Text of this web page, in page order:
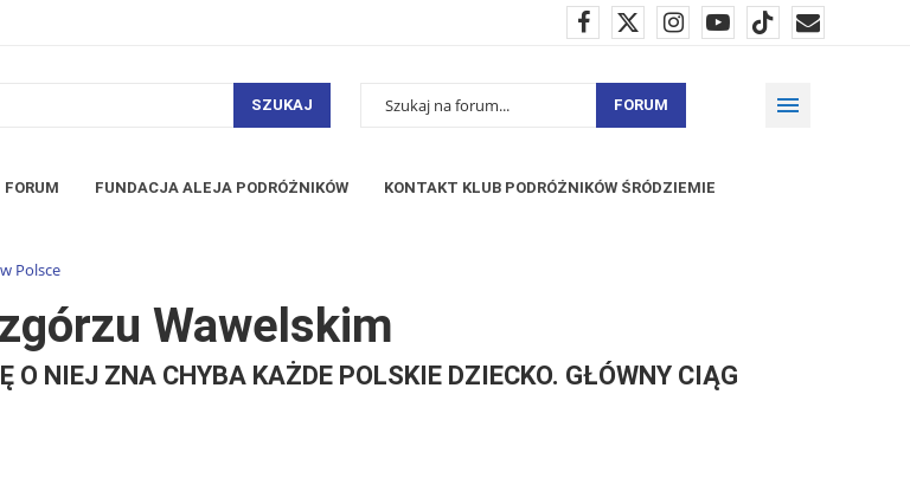
SZUKAJ FORUM
FORUM FUNDACJA ALEJA PODRÓŻNIKÓW KONTAKT KLUB PODRÓŻNIKÓW ŚRÓDZIEMIE
Polsce
Wawelskim
NIEJ ZNA CHYBA KAŻDE POLSKIE DZIECKO. GŁÓWNY CIĄG